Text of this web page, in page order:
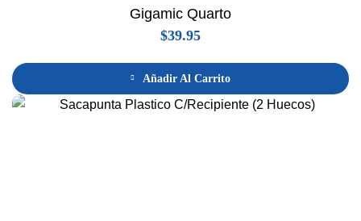
Gigamic Quarto
$39.95
Añadir Al Carrito